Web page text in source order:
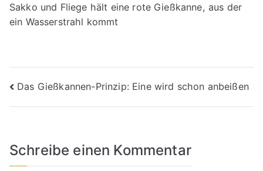
Sakko und Fliege hält eine rote Gießkanne, aus der
ein Wasserstrahl kommt
Beitragsnavigation
Das Gießkannen-Prinzip: Eine wird schon anbeißen
Schreibe einen Kommentar